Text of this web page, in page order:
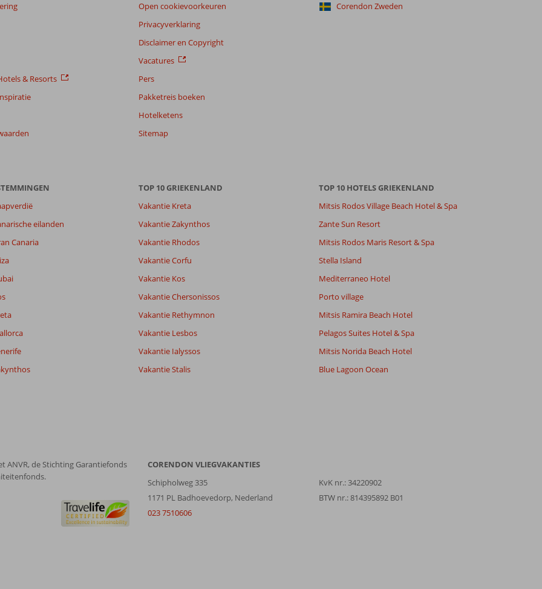
Filter reisgezelschap
Alle
Sorteren op
datum (nieuw > oud)
& Resorts
Open cookievoorkeuren
Privacyverklaring
Disclaimer en Copyright
Vacatures
Pers
Pakketreis boeken
Hotelketens
Sitemap
Corendon Zweden
eilanden
Canaria
TOP 10 GRIEKENLAND
Vakantie Kreta
Vakantie Zakynthos
Vakantie Rhodos
Vakantie Corfu
Vakantie Kos
Vakantie Chersonissos
Vakantie Rethymnon
Vakantie Lesbos
Vakantie Ialyssos
Vakantie Stalis
TOP 10 HOTELS GRIEKENLAND
Mitsis Rodos Village Beach Hotel & Spa
Zante Sun Resort
Mitsis Rodos Maris Resort & Spa
Stella Island
Mediterraneo Hotel
Porto village
Mitsis Ramira Beach Hotel
Pelagos Suites Hotel & Spa
Mitsis Norida Beach Hotel
Blue Lagoon Ocean
ANVR, de Stichting Garantiefonds
CORENDON VLIEGVAKANTIES
Schipholweg 335
1171 PL Badhoevedorp, Nederland
023 7510606
KvK nr.: 34220902
BTW nr.: 814395892 B01